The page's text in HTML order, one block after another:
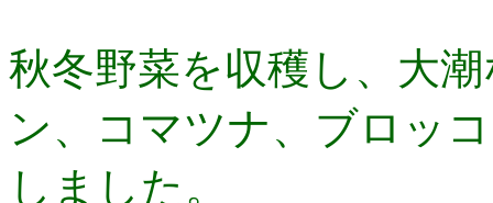
秋冬野菜を収穫し、大
ン、コマツナ、ブロッ
しました。